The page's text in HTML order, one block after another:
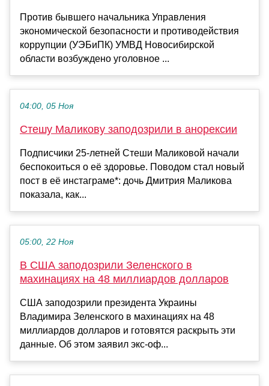
Против бывшего начальника Управления
экономической безопасности и противодействия
коррупции (УЭБиПК) УМВД Новосибирской
области возбуждено уголовное ...
04:00, 05 Ноя
Стешу Маликову заподозрили в анорексии
Подписчики 25-летней Стеши Маликовой начали
беспокоиться о её здоровье. Поводом стал новый
пост в её инстаграме*: дочь Дмитрия Маликова
показала, как...
05:00, 22 Ноя
В США заподозрили Зеленского в
махинациях на 48 миллиардов долларов
США заподозрили президента Украины
Владимира Зеленского в махинациях на 48
миллиардов долларов и готовятся раскрыть эти
данные. Об этом заявил экс-оф...